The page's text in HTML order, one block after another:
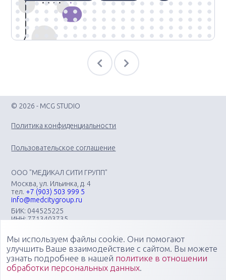
© 2026 - MCG STUDIO
Политика конфиденциальности
Пользовательское соглашение
ООО "МЕДИКАЛ СИТИ ГРУПП"
Москва, ул. Ильинка, д. 4
тел. +7 (903) 503 999 5
info@medcitygroup.ru
БИК: 044525225
ИНН: 7713403735
Организация научно-практических медицинских
мероприятий различного профиля: конгрессов, форумов,
конференций, симпозиумов, вебинаров, мастер-классов в
очных, онлайн- и смешанных форматах, повышающих
компетенции медицинских специалистов
Мы используем файлы cookie. Они помогают
улучшить Ваше взаимодействие с сайтом. Вы можете
узнать подробнее в нашей политике в отношении
обработки персональных данных.